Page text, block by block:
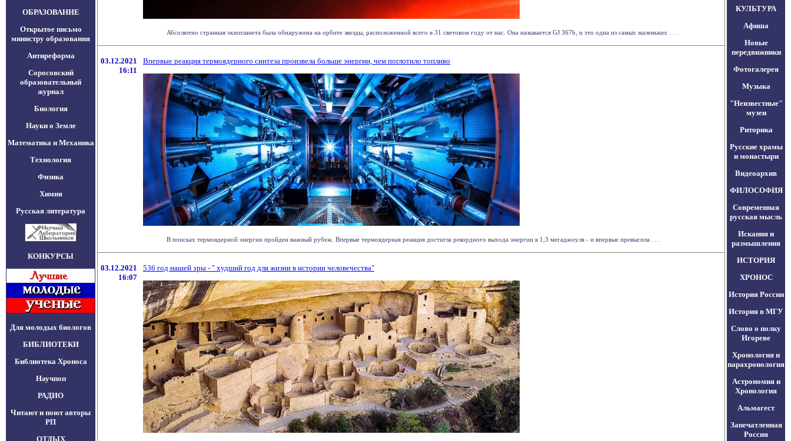
ОБРАЗОВАНИЕ
Открытое письмо
министру образования
Антиреформа
Соросовский
образовательный
журнал
Биология
Науки о Земле
Математика и Механика
Технология
Физика
Химия
Русская литература
КОНКУРСЫ
Для молодых биологов
БИБЛИОТЕКИ
Библиотека Хроноса
Научпоп
РАДИО
Читают и поют авторы
РП
ОТДЫХ
Абсолютно странная экзопланета была обнаружена на орбите звезды, расположенной всего в 31 световом году от нас. Она называется GJ 367b, и это одна из самых маленьких . . .
03.12.2021
16:11
Впервые реакция термоядерного синтеза произвела больше энергии, чем поглотило топливо
В поисках термоядерной энергии пройден важный рубеж. Впервые термоядерная реакция достигла рекордного выхода энергии в 1,3 мегаджоуля - и впервые превысила . . .
03.12.2021
16:07
536 год нашей эры - " худший год для жизни в истории человечества"
КУЛЬТУРА
Афиша
Новые
передвижники
Фотогалерея
Музыка
"Неизвестные"
музеи
Риторика
Русские храмы
и монастыри
Видеоархив
ФИЛОСОФИЯ
Современная
русская мысль
Искания и
размышления
ИСТОРИЯ
ХРОНОС
История России
История в МГУ
Слово о полку
Игореве
Хронология и
парахронология
Астрономия и
Хронология
Альмагест
Запечатленная
Россия